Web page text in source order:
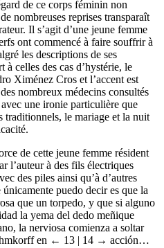
de ce corps féminin non
nombreuses reprises transparaît
Il s’agit d’une jeune femme
ont commencé à faire souffrir à
les descriptions de ses
à celles des cas d’hystérie, le
Ximénez Cros et l’accent est
nombreux médecins consultés
une ironie particulière que
traditionnels, le mariage et la nuit
de cette jeune femme résident
l’auteur à des fils électriques
des piles ainsi qu’à d’autres
puedo decir es que la
que un torpedo, y que si alguno
la yema del dedo meñique
la nerviosa comienza a soltar
en ← 13 | 14 → acción…